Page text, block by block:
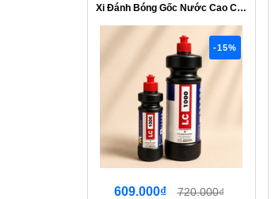
Xi Đánh Bóng Gốc Nước Cao Cấp #NK1000
-15%
609.000₫ 720.000₫